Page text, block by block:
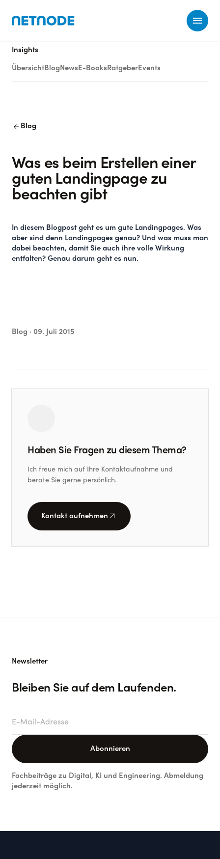
Insights
Übersicht Blog News E-Books Ratgeber Events
arrow_back Blog
Was es beim Erstellen einer
guten Landingpage zu
beachten gibt
In diesem Blogpost geht es um gute Landingpages. Was
aber sind denn Landingpages genau? Und was muss man
dabei beachten, damit Sie auch ihre volle Wirkung
entfalten? Genau darum geht es nun.
Blog · 09. Juli 2015
Haben Sie Fragen zu diesem Thema?
Ich freue mich auf Ihre Kontaktaufnahme und
berate Sie gerne persönlich.
Kontakt aufnehmen arrow_outward
Newsletter
Bleiben Sie auf dem Laufenden.
E-Mail-Adresse
Abonnieren
Fachbeiträge zu Digital, KI und Engineering. Abmeldung
jederzeit möglich.